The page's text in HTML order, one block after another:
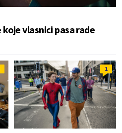
vlasnici pasa rade
1